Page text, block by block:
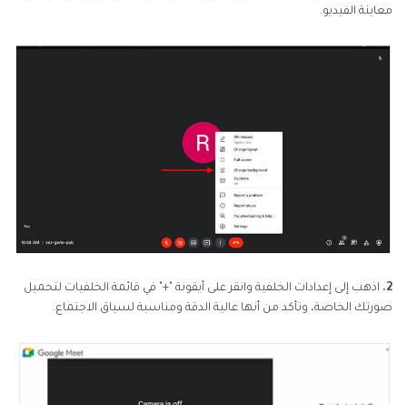
معاينة الفيديو.
2.
اذهب إلى إعدادات الخلفية وانقر على أيقونة "+" في قائمة الخلفيات لتحميل
صورتك الخاصة، وتأكد من أنها عالية الدقة ومناسبة لسياق الاجتماع.